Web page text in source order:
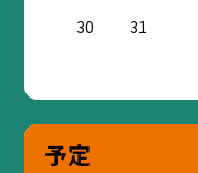
30
31
予定